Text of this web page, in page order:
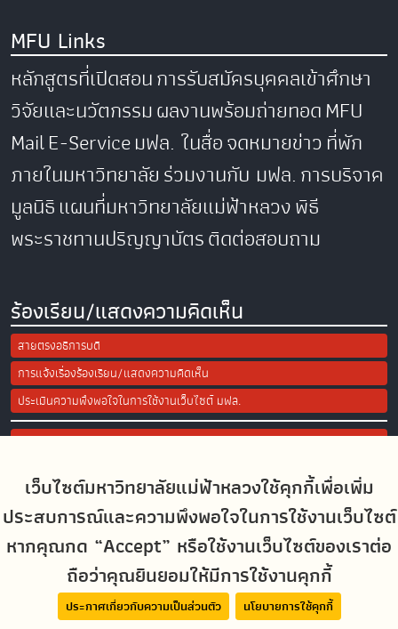
เว็บไซต์มหาวิทยาลัยแม่ฟ้าหลวงใช้คุกกี้เพื่อเพิ่ม
ประสบการณ์และความพึงพอใจในการใช้งานเว็บไซต์
หากคุณกด “Accept” หรือใช้งานเว็บไซต์ของเราต่อ
ถือว่าคุณยินยอมให้มีการใช้งานคุกกี้
ประกาศเกี่ยวกับความเป็นส่วนตัว นโยบายการใช้คุกกี้
MFU Links
หลักสูตรที่เปิดสอนการรับสมัครบุคคลเข้าศึกษา
วิจัยและนวัตกรรมผลงานพร้อมถ่ายทอดMFU
MailE-Serviceมฟล. ในสื่อจดหมายข่าวที่พัก
ภายในมหาวิทยาลัยร่วมงานกับ มฟล.การบริจาค
มูลนิธิแผนที่มหาวิทยาลัยแม่ฟ้าหลวงพิธี
พระราชทานปริญญาบัตรติดต่อสอบถาม
ร้องเรียน/แสดงความคิดเห็น
สายตรงอธิการบดี
การแจ้งเรื่องร้องเรียน/แสดงความคิดเห็น
ประเมินความพึงพอใจในการใช้งานเว็บไซต์ มฟล.
Site Map
Social Media
MFUconnect